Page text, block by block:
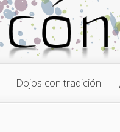
Dojos con tradición